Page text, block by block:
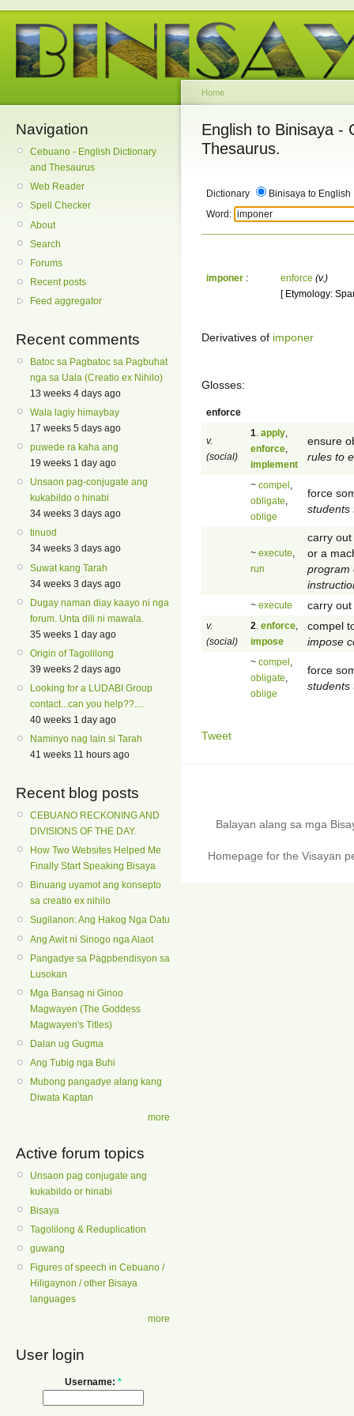
Navigation
Cebuano - English Dictionary
and Thesaurus
Web Reader
Spell Checker
About
Search
Forums
Recent posts
Feed aggregator
Recent comments
Batoc sa Pagbatoc sa Pagbuhat
nga sa Uala (Creatio ex Nihilo)
13 weeks 4 days ago
Wala lagiy himaybay
17 weeks 5 days ago
puwede ra kaha ang
19 weeks 1 day ago
Unsaon pag-conjugate ang
kukabildo o hinabi
34 weeks 3 days ago
tinuod
34 weeks 3 days ago
Suwat kang Tarah
34 weeks 3 days ago
Dugay naman diay kaayo ni nga
forum. Unta dili ni mawala.
35 weeks 1 day ago
Origin of Tagolilong
39 weeks 2 days ago
Looking for a LUDABI Group
contact...can you help??....
40 weeks 1 day ago
Naminyo nag lain si Tarah
41 weeks 11 hours ago
Recent blog posts
CEBUANO RECKONING AND
DIVISIONS OF THE DAY.
How Two Websites Helped Me
Finally Start Speaking Bisaya
Binuang uyamot ang konsepto
sa creatio ex nihilo
Sugilanon: Ang Hakog Nga Datu
Ang Awit ni Sinogo nga Alaot
Pangadye sa Pagpbendisyon sa
Lusokan
Mga Bansag ni Ginoo
Magwayen (The Goddess
Magwayen's Titles)
Dalan ug Gugma
Ang Tubig nga Buhi
Mubong pangadye alang kang
Diwata Kaptan
more
Active forum topics
Unsaon pag conjugate ang
kukabildo or hinabi
Bisaya
Tagolilong & Reduplication
guwang
Figures of speech in Cebuano /
Hiligaynon / other Bisaya
languages
more
User login
Username: *
Home
English to Binisaya -
Thesaurus.
Dictionary
Binisaya to English
Word:
imponer : enforce (v.)
[ Etymology:
Derivatives of imponer
Glosses:
enforce
v.
(social)
1 apply
enforce
implement
ensure
rules to
~ compel
obligate
oblige
force
students
~ execute
run
carry
or a
program
~ execute carry
v.
(social)
2 enforce
impose
compel
impose
~ compel
obligate
oblige
force
students
Tweet
Balayan alang sa mga
Homepage for the Visayan